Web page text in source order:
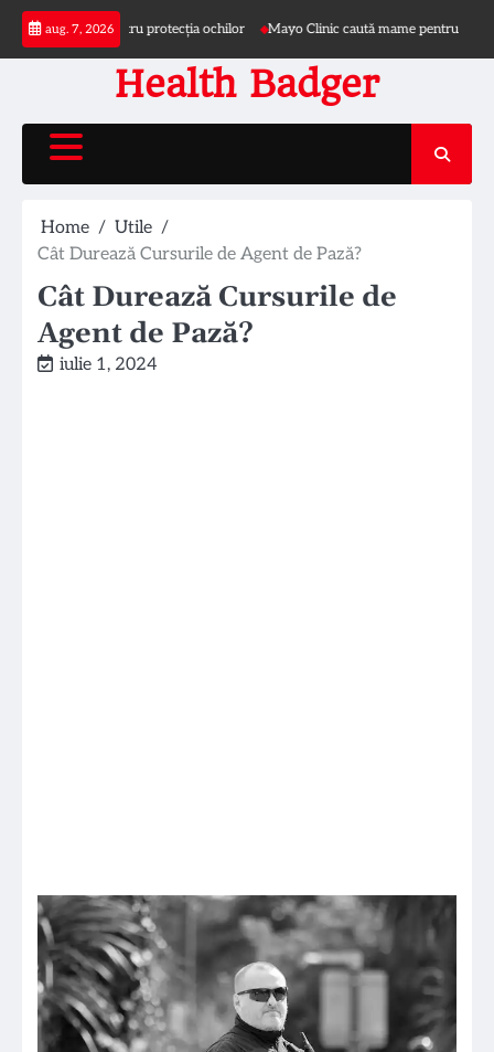
Skip
content
aug. 7, 2026
pălărie pentru protecția ochilor Mayo Clinic caută mame pentru studiu
Health Badger
Home
Utile
Cât Durează Cursurile de Agent de Pază?
Cât Durează Cursurile de
Agent de Pază?
iulie 1, 2024